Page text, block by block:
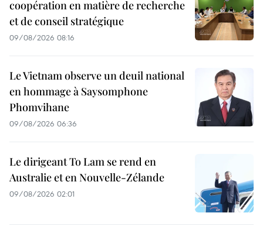
coopération en matière de recherche
et de conseil stratégique
09/08/2026 08:16
Le Vietnam observe un deuil national
en hommage à Saysomphone
Phomvihane
09/08/2026 06:36
Le dirigeant To Lam se rend en
Australie et en Nouvelle-Zélande
09/08/2026 02:01